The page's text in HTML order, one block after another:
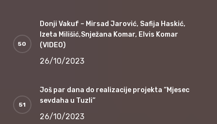
Donji Vakuf – Mirsad Jarović, Safija Haskić,
Izeta Milišić,Snježana Komar, Elvis Komar
(VIDEO)
26/10/2023
Još par dana do realizacije projekta “Mjesec
sevdaha u Tuzli”
26/10/2023